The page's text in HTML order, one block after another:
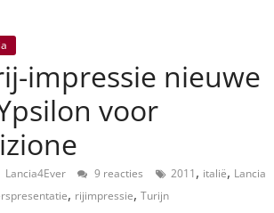
impressie nieuwe
voor
Lancia4Ever 9 reacties 2011, italië, Lancia
, rijimpressie, Turijn